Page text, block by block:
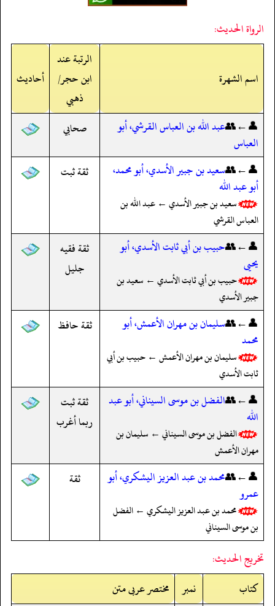
الرواة الحديث:
اسم الشهرة
الرتبة عند
ابن حجر/
ذهبي
أحاديث
👤←👥عبد الله بن العباس القرشي، أبو
العباس
صحابي
👤←👥سعيد بن جبير الأسدي، أبو محمد،
أبو عبد الله
سعيد بن جبير الأسدي ← عبد الله بن
العباس القرشي
ثقة ثبت
👤←👥حبيب بن أبي ثابت الأسدي، أبو
يحيى
حبيب بن أبي ثابت الأسدي ← سعيد بن
جبير الأسدي
ثقة فقيه
جليل
👤←👥سليمان بن مهران الأعمش، أبو
محمد
سليمان بن مهران الأعمش ← حبيب بن أبي
ثابت الأسدي
ثقة حافظ
👤←👥الفضل بن موسى السيناني، أبو عبد
الله
الفضل بن موسى السيناني ← سليمان بن
مهران الأعمش
ثقة ثبت
ربما أغرب
👤←👥محمد بن عبد العزيز اليشكري، أبو
عمرو
محمد بن عبد العزيز اليشكري ← الفضل
بن موسى السيناني
ثقة
تخريج الحديث:
کتاب
نمبر
مختصر عربی متن